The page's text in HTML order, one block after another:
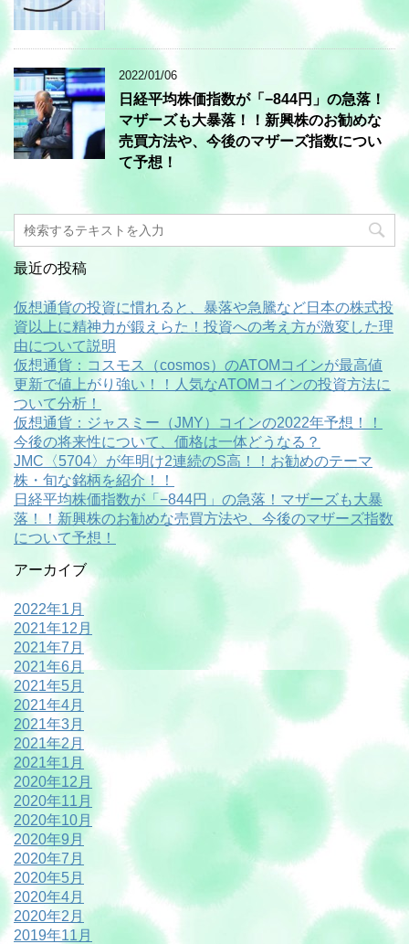
2022/01/06
日経平均株価指数が「−844円」の急落！
マザーズも大暴落！！新興株のお勧めな
売買方法や、今後のマザーズ指数につい
て予想！
最近の投稿
仮想通貨の投資に慣れると、暴落や急騰など日本の株式投
資以上に精神力が鍛えらた！投資への考え方が激変した理
由について説明
仮想通貨：コスモス（cosmos）のATOMコインが最高値
更新で値上がり強い！！人気なATOMコインの投資方法に
ついて分析！
仮想通貨：ジャスミー（JMY）コインの2022年予想！！
今後の将来性について、価格は一体どうなる？
JMC〈5704〉が年明け2連続のS高！！お勧めのテーマ
株・旬な銘柄を紹介！！
日経平均株価指数が「−844円」の急落！マザーズも大暴
落！！新興株のお勧めな売買方法や、今後のマザーズ指数
について予想！
アーカイブ
2022年1月
2021年12月
2021年7月
2021年6月
2021年5月
2021年4月
2021年3月
2021年2月
2021年1月
2020年12月
2020年11月
2020年10月
2020年9月
2020年7月
2020年5月
2020年4月
2020年2月
2019年11月